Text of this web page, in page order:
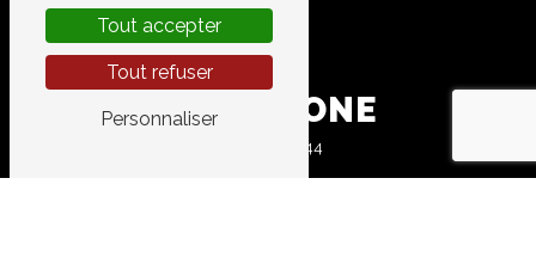
TÉLÉPHONE
04 67 83 10 44
Tout accepter
Tout refuser
Personnaliser